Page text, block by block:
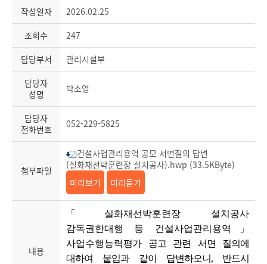
작성일자
2026.02.25
조회수
247
담당부서
관리시설부
담당자
성명
박소영
담당자
전화번호
052-229-5825
첨부파일
건설사업관리용역 공모 서면질의 답변
(실화재선박훈련장 설치공사).hwp (33.5KByte)
미리보기
미리듣기
내용
「실화재선박훈련장 설치공사
감독권한대행 등 건설사업관리용역」
사업수행능력평가 공고 관련 서면 질의에
대하여 붙임과 같이 답변하오니, 반드시